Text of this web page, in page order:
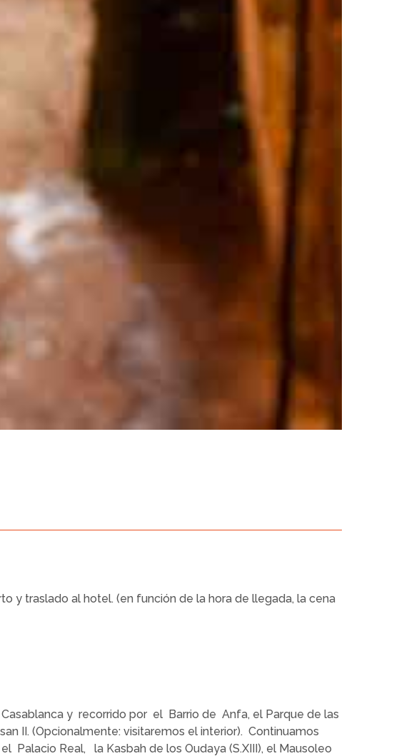
y traslado al hotel. (en función de la hora de llegada, la cena
y recorrido por el Barrio de Anfa, el Parque de las
II. (Opcionalmente: visitaremos el interior). Continuamos
Palacio Real, la Kasbah de los Oudaya (S.XIII), el Mausoleo